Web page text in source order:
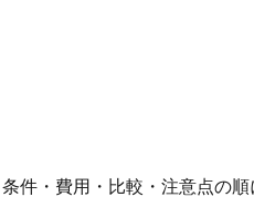
件・費用・比較・注意点の順